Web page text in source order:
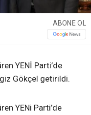
ABONE OL
YENİ Parti’de
Gökçel getirildi.
YENi Parti’de